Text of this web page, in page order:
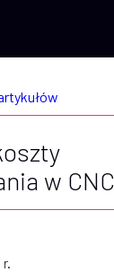
w CNC